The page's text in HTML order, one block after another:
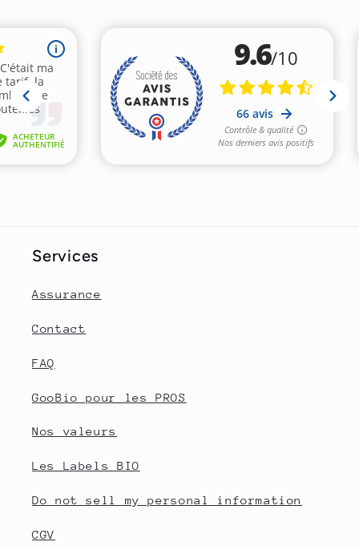
Services
Assurance
Contact
FAQ
GooBio pour les PROS
Nos valeurs
Les Labels BIO
Do not sell my personal information
CGV